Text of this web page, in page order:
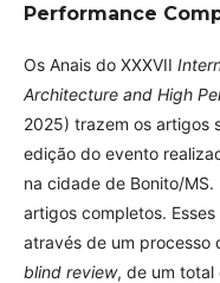
Performance
Os Anais do XXXVII
Architecture and High
2025) trazem os artigos
edição do evento
na cidade de Bonito/
artigos completos.
através de um processo
blind review, de um